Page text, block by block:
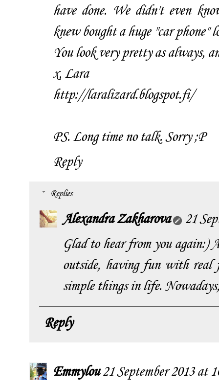
have done. We didn't even
knew bought a huge "car phone"
You look very pretty as always,
x, Lara
http://laralizard.blogspot.fi/
PS. Long time no talk. Sorry ;P
Reply
Replies
Alexandra Zakharova
21
Glad to hear from you again:)
outside, having fun with real
simple things in life.
Reply
Emmylou 21 September 2013 at